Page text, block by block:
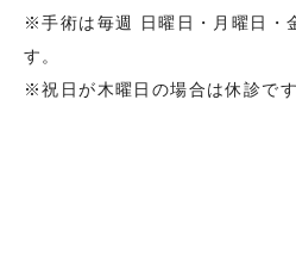
※手術は毎週 日曜日・月曜日・
す。
※祝日が木曜日の場合は休診です